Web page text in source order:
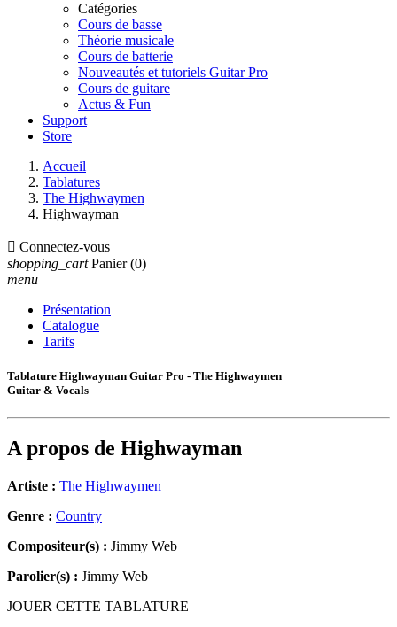
Catégories
Cours de basse
Théorie musicale
Cours de batterie
Nouveautés et tutoriels Guitar Pro
Cours de guitare
Actus & Fun
Support
Store
Accueil
Tablatures
The Highwaymen
Highwayman
 Connectez-vous
shopping_cart Panier (0)
menu
Présentation
Catalogue
Tarifs
Tablature Highwayman Guitar Pro - The Highwaymen
Guitar & Vocals
A propos de Highwayman
Artiste : The Highwaymen
Genre : Country
Compositeur(s) : Jimmy Web
Parolier(s) : Jimmy Web
JOUER CETTE TABLATURE